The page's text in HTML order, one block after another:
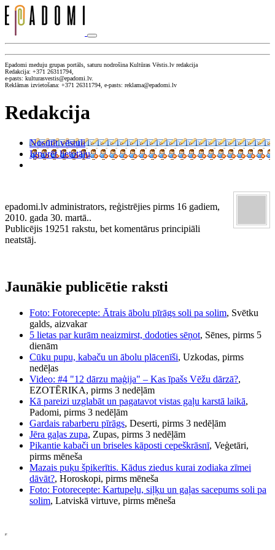
Epadomi meduju grupas portāls, saturu nodrošina Kultūras Vēstis.lv redakcija
Redakcija: +371 26311794,
e-pasts: kulturasvestis@epadomi.lv.
Reklāmas izvietošana: +371 26311794, e-pasts: reklama@epadomi.lv
Redakcija
Nosūtīt vēstuli
Ignorēt lietotāju
epadomi.lv administrators, reģistrējies pirms 16 gadiem,
2010. gada 30. martā..
Publicējis 19251 rakstu, bet komentārus principiāli
neatstāj.
Jaunākie publicētie raksti
Foto: Fotorecepte: Ātrais ābolu pīrāgs soli pa solim, Svētku
galds, aizvakar
5 lietas par kurām neaizmirst, dodoties sēņot, Sēnes, pirms 5
dienām
Cūku pupu, kabaču un ābolu plācenīši, Uzkodas, pirms
nedēļas
Video: #4 "12 dārzu maģija" – Kas īpašs Vēžu dārzā?,
EZOTĒRIKA, pirms 3 nedēļām
Kā pareizi uzglabāt un pagatavot vistas gaļu karstā laikā,
Padomi, pirms 3 nedēļām
Gardais rabarberu pīrāgs, Deserti, pirms 3 nedēļām
Jēra gaļas zupa, Zupas, pirms 3 nedēļām
Pikantie kabači un briseles kāposti cepeškrāsnī, Veģetāri,
pirms mēneša
Mazais puķu špikerītis. Kādus ziedus kurai zodiaka zīmei
dāvāt?, Horoskopi, pirms mēneša
Foto: Fotorecepte: Kartupeļu, siļķu un gaļas sacepums soli pa
solim, Latviskā virtuve, pirms mēneša